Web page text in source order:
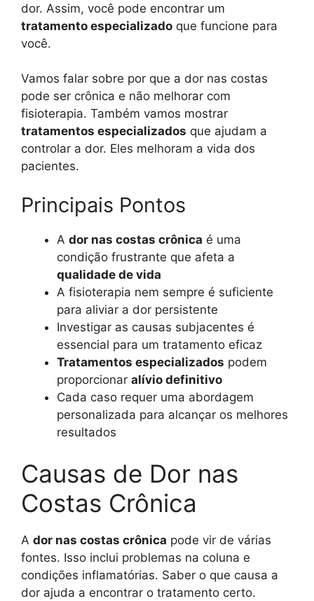
dor. Assim, você pode encontrar um
tratamento especializado que funcione para
você.
Vamos falar sobre por que a dor nas costas
pode ser crônica e não melhorar com
fisioterapia. Também vamos mostrar
tratamentos especializados que ajudam a
controlar a dor. Eles melhoram a vida dos
pacientes.
Principais Pontos
A dor nas costas crônica é uma
condição frustrante que afeta a
qualidade de vida
A fisioterapia nem sempre é suficiente
para aliviar a dor persistente
Investigar as causas subjacentes é
essencial para um tratamento eficaz
Tratamentos especializados podem
proporcionar alívio definitivo
Cada caso requer uma abordagem
personalizada para alcançar os melhores
resultados
Causas de Dor nas
Costas Crônica
A dor nas costas crônica pode vir de várias
fontes. Isso inclui problemas na coluna e
condições inflamatórias. Saber o que causa a
dor ajuda a encontrar o tratamento certo.